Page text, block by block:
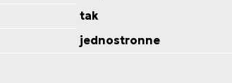
tak
jednostronne